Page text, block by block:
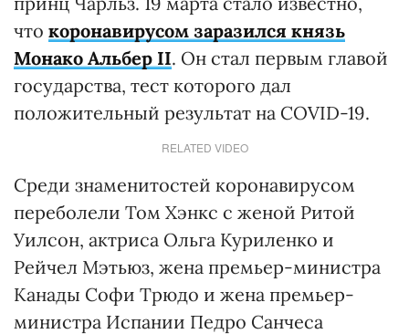
что коронавирусом заразился князь
Монако Альбер ІІ. Он стал первым главой
государства, тест которого дал
положительный результат на COVID-19.
RELATED VIDEO
Среди знаменитостей коронавирусом
переболели Том Хэнкс с женой Ритой
Уилсон, актриса Ольга Куриленко и
Рейчел Мэтьюз, жена премьер-министра
Канады Софи Трюдо и жена премьер-
министра Испании Педро Санчеса